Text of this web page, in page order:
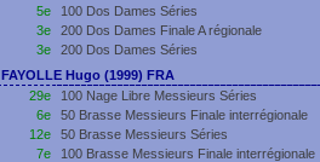
5e
100 Dos Dames Séries
3e
200 Dos Dames Finale A régionale
3e
200 Dos Dames Séries
FAYOLLE Hugo (1999) FRA
29e
100 Nage Libre Messieurs Séries
6e
50 Brasse Messieurs Finale interrégionale
12e
50 Brasse Messieurs Séries
7e
100 Brasse Messieurs Finale interrégionale